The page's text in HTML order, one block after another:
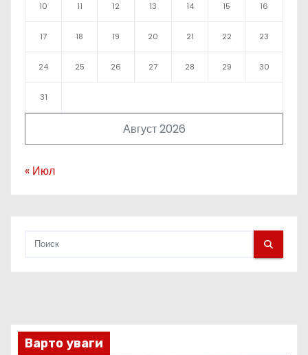
Август 2026
10 11 12 13 14 15 16
17 18 19 20 21 22 23
24 25 26 27 28 29 30
31
« Июл
Варто уваги